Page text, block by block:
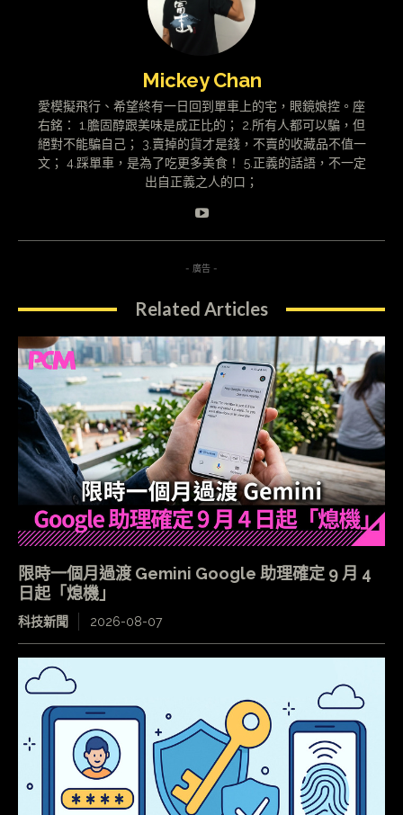
Mickey Chan
愛模擬飛行、希望終有一日回到單車上的宅，眼鏡娘控。座
右銘： 1.膽固醇跟美味是成正比的； 2.所有人都可以騙，但
絕對不能騙自己； 3.賣掉的貨才是錢，不賣的收藏品不值一
文； 4.踩單車，是為了吃更多美食！ 5.正義的話語，不一定
出自正義之人的口；
- 廣告 -
Related Articles
限時一個月過渡 Gemini Google 助理確定 9 月 4
日起「熄機」
科技新聞 2026-08-07